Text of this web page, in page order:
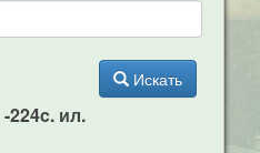
Искать
224c. ил.